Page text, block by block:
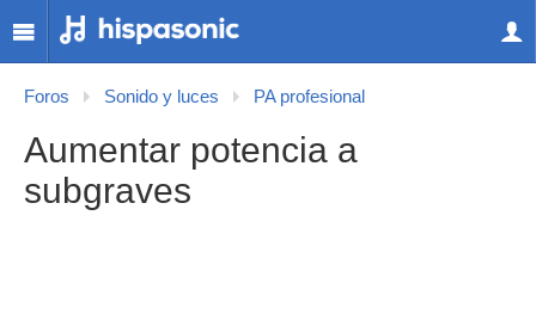
Foros Sonido y luces PA profesional
Aumentar potencia a
subgraves